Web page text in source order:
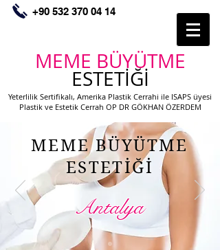
MEME BÜYÜTME
ESTETİĞİ
Yeterlilik Sertifikalı, Amerika Plastik Cerrahi ile ISAPS üyesi
Plastik ve Estetik Cerrah OP DR GÖKHAN ÖZERDEM
+90 532 370 04 14
MEME BÜYÜTME
ESTETİĞİ
Antalya